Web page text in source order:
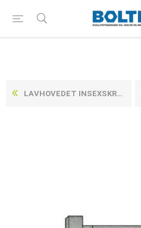
LAVHOVEDET INSEXSKRUE DIN 6912 ELFORZINKET (A2F) STÅL KL. 12.9 M10X40 (100 STK)